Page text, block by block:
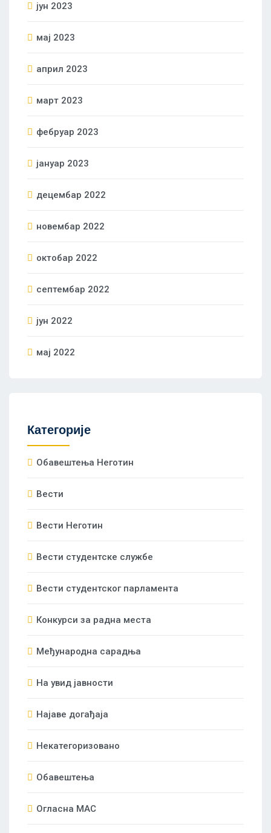
јун 2023
мај 2023
април 2023
март 2023
фебруар 2023
јануар 2023
децембар 2022
новембар 2022
октобар 2022
септембар 2022
јун 2022
мај 2022
Категорије
Oбавештења Неготин
Вести
Вести Неготин
Вести студентске службе
Вести студентског парламента
Конкурси за радна места
Међународна сарадња
На увид јавности
Најаве догађаја
Некатегоризовано
Обавештења
Огласна МАС